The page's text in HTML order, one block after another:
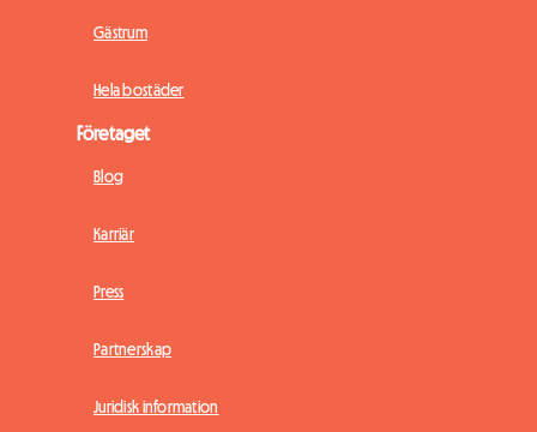
Gästrum
Hela bostäder
Företaget
Blog
Karriär
Press
Partnerskap
Juridisk information